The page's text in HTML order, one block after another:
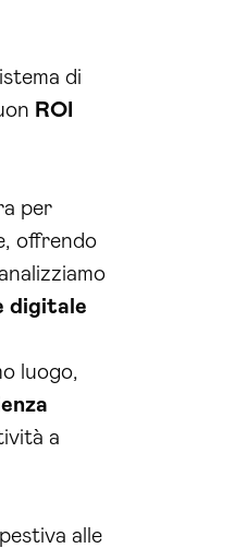
di
ROI
per
offrendo
digitale
luogo,
a
alle